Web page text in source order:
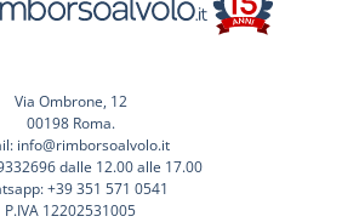
Via Ombrone, 12
00198 Roma.
info@rimborsoalvolo.it
dalle 12.00 alle 17.00
+39 351 571 0541
P.IVA 12202531005